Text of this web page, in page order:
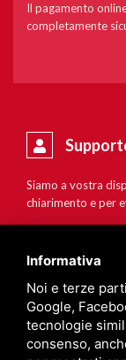
Il pagamento
completamente
Siamo a vostra
chiarimento e per
Informativa
Noi e terze
Google,
tecnologie
consenso,